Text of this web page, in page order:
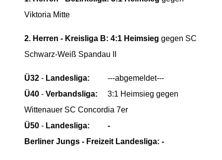
Viktoria Mitte
2. Herren - Kreisliga B: 4:1 Heimsieg gegen SC
Schwarz-Weiß Spandau II
Ü32 - Landesliga: ---abgemeldet---
Ü40 - Verbandsliga: 3:1 Heimsieg gegen
Wittenauer SC Concordia 7er
Ü50 - Landesliga:
-
Berliner Jungs - Freizeit Landesliga: -